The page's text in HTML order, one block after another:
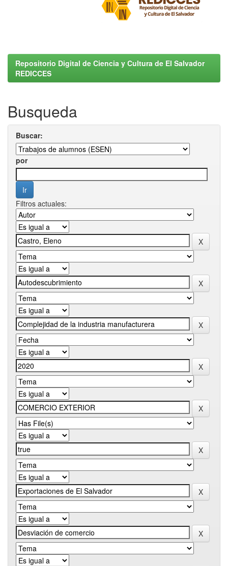
Repositorio Digital de Ciencia y Cultura de El Salvador
REDICCES
Busqueda
Buscar:
por
Filtros actuales: